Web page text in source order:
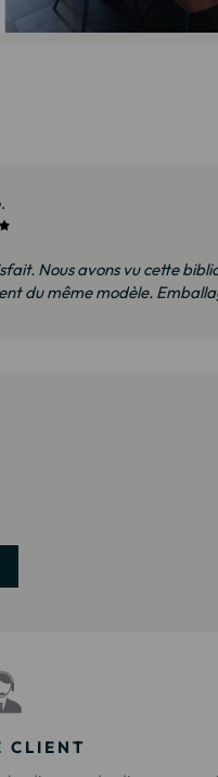
Nous avons vu cette
du même modèle.
CLIENT